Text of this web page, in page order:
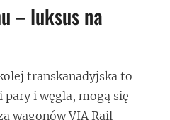
– luksus na
transkanadyjska to
i węgla, mogą się
wagonów VIA Rail